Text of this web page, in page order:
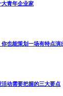
青年企业家
你也能策划一场有特点演
活动需要把握的三大要点